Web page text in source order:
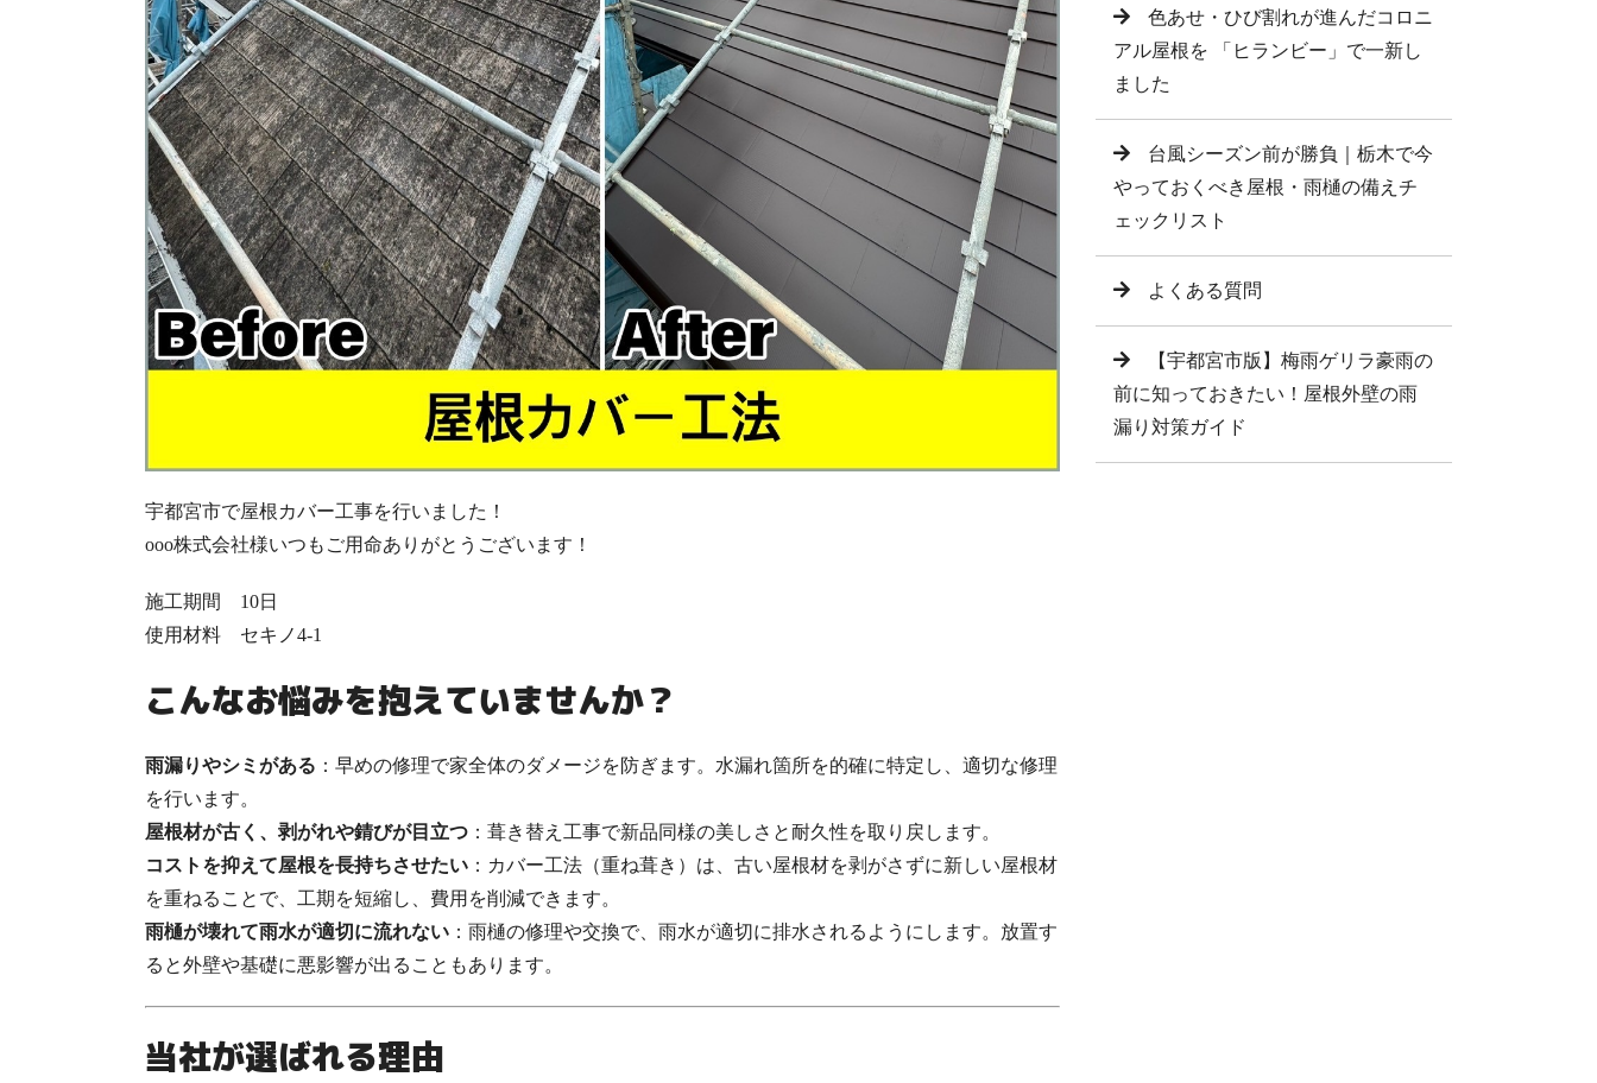
宇都宮市で屋根カバー工事を行いました！
ooo株式会社様いつもご用命ありがとうございます！
施工期間 10日
使用材料 セキノ4-1
こんなお悩みを抱えていませんか？
雨漏りやシミがある ：早めの修理で家全体のダメージを防ぎます。水漏れ箇所を的確に特定し、適切な修理
を行います。
屋根材が古く、剥がれや錆びが目立つ ：葺き替え工事で新品同様の美しさと耐久性を取り戻します。
コストを抑えて屋根を長持ちさせたい ：カバー工法（重ね葺き）は、古い屋根材を剥がさずに新しい屋根材
を重ねることで、工期を短縮し、費用を削減できます。
雨樋が壊れて雨水が適切に流れない ：雨樋の修理や交換で、雨水が適切に排水されるようにします。放置す
ると外壁や基礎に悪影響が出ることもあります。
当社が選ばれる理由
色あせ・ひび割れが進んだコロニ
アル屋根を 「ヒランビー」で一新し
ました
台風シーズン前が勝負｜栃木で今
やっておくべき屋根・雨樋の備えチ
ェックリスト
よくある質問
【宇都宮市版】梅雨ゲリラ豪雨の
前に知っておきたい！屋根外壁の雨
漏り対策ガイド